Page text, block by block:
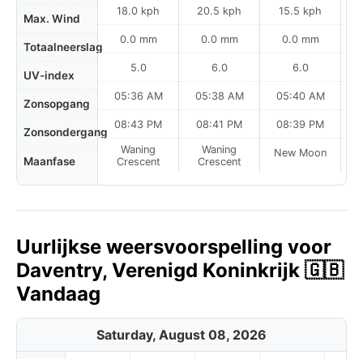
Max. Wind
Totaalneerslag
UV-index
Zonsopgang
Zonsondergang
Maanfase
18.0 kph
0.0 mm
5.0
05:36 AM
08:43 PM
Waning
Crescent
20.5 kph
0.0 mm
6.0
05:38 AM
08:41 PM
Waning
Crescent
15.5 kph
0.0 mm
6.0
05:40 AM
08:39 PM
New Moon
Uurlijkse weersvoorspelling voor
Daventry, Verenigd Koninkrijk 🇬🇧
Vandaag
Saturday, August 08, 2026